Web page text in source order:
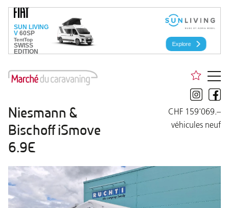
Niesmann &
Bischoff iSmove
6.9E
CHF 159'069.–
véhicules neuf